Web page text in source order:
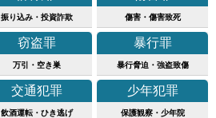
振り込み・投資詐欺 傷害・傷害致死
窃盗罪
万引・空き巣
暴行罪
暴行脅迫・強盗致傷
交通犯罪
飲酒運転・ひき逃げ
少年犯罪
保護観察・少年院